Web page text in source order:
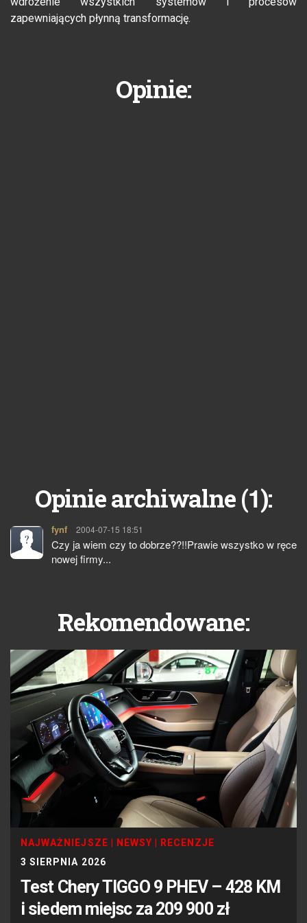
zapewniających płynną transformację.
Opinie:
Opinie archiwalne (1):
fynf pisze:
2004-07-15 18:51
Czy ja wiem czy to dobrze??!!Prawie wszystko w ręce
nowej firmy...
Rekomendowane:
NAJWAŻNIEJSZE NEWSY
RECENZJE
3 SIERPNIA 2026
Test Chery TIGGO 9 PHEV – 428 KM
i siedem miejsc za 209 900 zł